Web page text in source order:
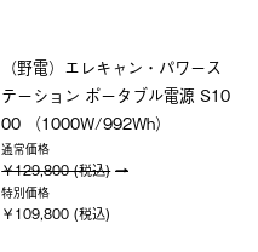
（野電）エレキャン・パワース
テーション ポータブル電源 S10
00 （1000W/992Wh）
通常価格
￥129,800 (税込)
特別価格
￥109,800 (税込)